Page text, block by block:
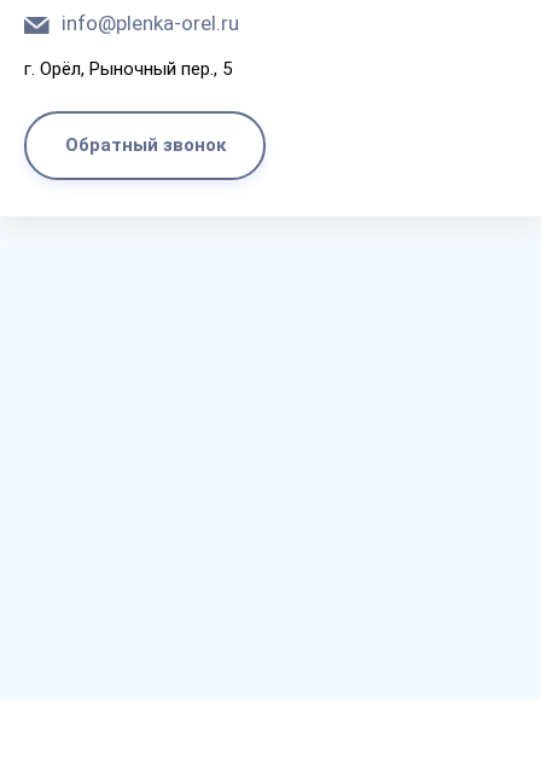
info@plenka-orel.ru
г. Орёл, Рыночный пер., 5
Обратный звонок